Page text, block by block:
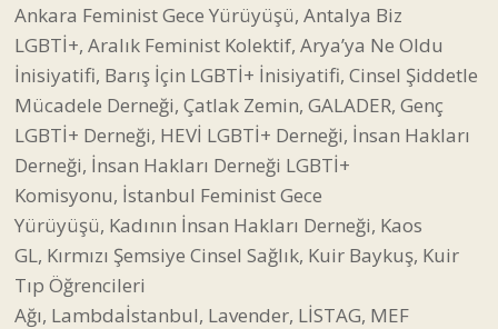
Ankara Feminist Gece Yürüyüşü, Antalya Biz
LGBTİ+, Aralık Feminist Kolektif, Arya’ya Ne Oldu
İnisiyatifi, Barış İçin LGBTİ+ İnisiyatifi, Cinsel Şiddetle
Mücadele Derneği, Çatlak Zemin, GALADER, Genç
LGBTİ+ Derneği, HEVİ LGBTİ+ Derneği, İnsan Hakları
Derneği, İnsan Hakları Derneği LGBTİ+
Komisyonu, İstanbul Feminist Gece
Yürüyüşü, Kadının İnsan Hakları Derneği, Kaos
GL, Kırmızı Şemsiye Cinsel Sağlık, Kuir Baykuş, Kuir
Tıp Öğrencileri
Ağı, Lambdaİstanbul, Lavender, LİSTAG, MEF